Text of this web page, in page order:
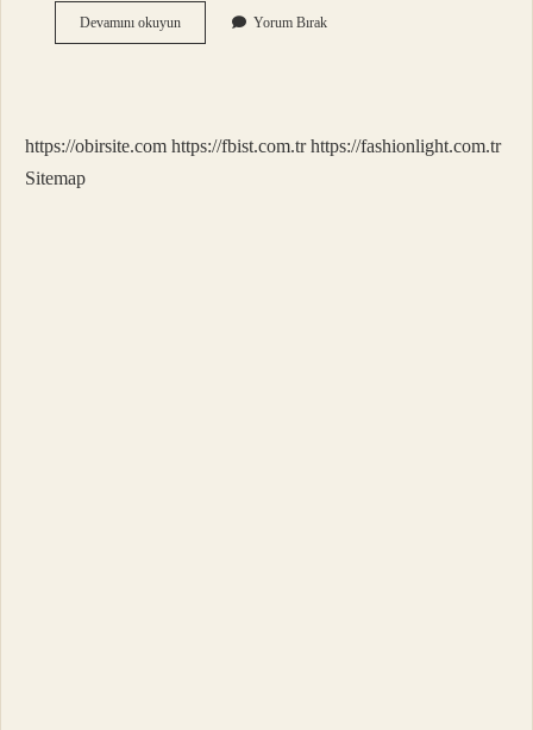
Devamını okuyunBingöl
Kokeni
Yorum Bırak
https://obirsite.com https://fbist.com.tr https://fashionlight.com.tr
Sitemap